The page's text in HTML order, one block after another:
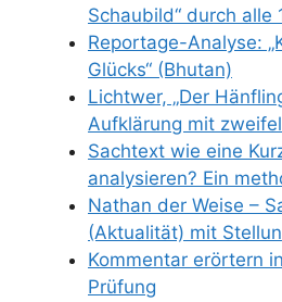
Schaubild“ durch alle
Reportage-Analyse:
Glücks“ (Bhutan)
Lichtwer, „Der
Aufklärung mit
Sachtext wie eine
analysieren? Ein
Nathan der Weise –
(Aktualität) mit
Kommentar erörtern
Prüfung